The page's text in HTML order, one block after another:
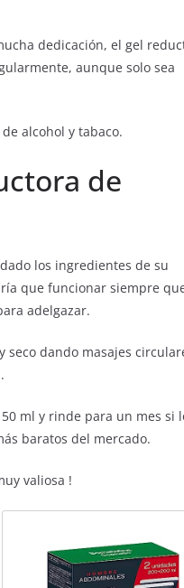
dedicación, el gel
aunque solo sea
alcohol y tabaco.
de
dado los ingredientes de su
que funcionar siempre
adelgazar.
dando masajes
ml y rinde para un mes si
baratos del mercado.
valiosa !